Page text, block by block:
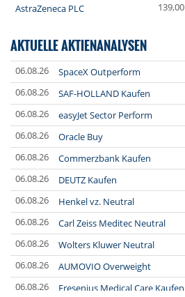
AstraZeneca PLC 139,00
AKTUELLE AKTIENANALYSEN
06.08.26 SpaceX Outperform
06.08.26
SAF-HOLLAND Kaufen
06.08.26
easyJet Sector Perform
06.08.26
Oracle Buy
06.08.26
Commerzbank Kaufen
06.08.26
DEUTZ Kaufen
06.08.26
Henkel vz. Neutral
06.08.26
Carl Zeiss Meditec Neutral
06.08.26
Wolters Kluwer Neutral
06.08.26
AUMOVIO Overweight
06.08.26
Fresenius Medical Care Kaufen